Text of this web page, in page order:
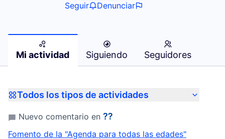
Seguir
Denunciar
Mi actividad Siguiendo Seguidores
Todos los tipos de actividades
Nuevo comentario en ⁇
Fomento de la "Agenda para todas las edades"